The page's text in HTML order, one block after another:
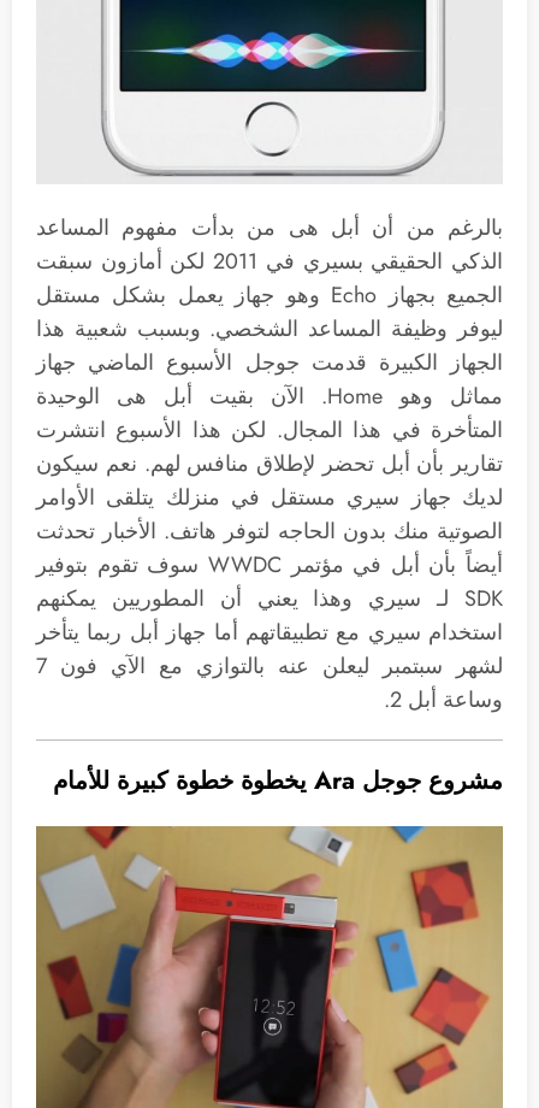
بالرغم من أن أبل هى من بدأت مفهوم المساعد
الذكي الحقيقي بسيري في 2011 لكن أمازون سبقت
الجميع بجهاز Echo وهو جهاز يعمل بشكل مستقل
ليوفر وظيفة المساعد الشخصي. وبسبب شعبية هذا
الجهاز الكبيرة قدمت جوجل الأسبوع الماضي جهاز
مماثل وهو Home. الآن بقيت أبل هى الوحيدة
المتأخرة في هذا المجال. لكن هذا الأسبوع انتشرت
تقارير بأن أبل تحضر لإطلاق منافس لهم. نعم سيكون
لديك جهاز سيري مستقل في منزلك يتلقى الأوامر
الصوتية منك بدون الحاجه لتوفر هاتف. الأخبار تحدثت
أيضاً بأن أبل في مؤتمر WWDC سوف تقوم بتوفير
SDK لـ سيري وهذا يعني أن المطوريين يمكنهم
استخدام سيري مع تطبيقاتهم أما جهاز أبل ربما يتأخر
لشهر سبتمبر ليعلن عنه بالتوازي مع الآي فون 7
وساعة أبل 2.
مشروع جوجل Ara يخطوة خطوة كبيرة للأمام